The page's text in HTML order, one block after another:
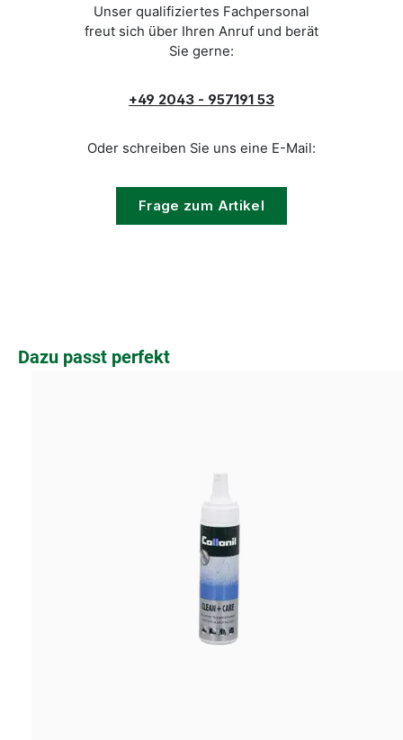
Unser qualifiziertes Fachpersonal
freut sich über Ihren Anruf und berät
Sie gerne:
+49 2043 - 957191 53
Oder schreiben Sie uns eine E-Mail:
Frage zum Artikel
Produktgalerie überspringen
Dazu passt perfekt